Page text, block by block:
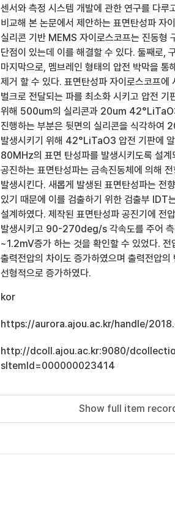
센서와 측정 시스템 개발에 관한 연구를 다
비교해 본 논문에서 제안하는 표면탄성파 자
실리콘 기반 MEMS 자이로스코프는 진동형
단점이 있는데 이를 해결할 수 있다. 둘째로,
마지막으로, 멤브레인 형태의 압전 박막을
제거 할 수 있다. 표면탄성파 자이로스코프에
벌크로 전달되는 파를 최소화 시키고 압전 기
위해 500um의 실리콘과 20um
진행하는 부분은 뒷면의 실리콘을 식각하여
발생시키기 위해 42°LiTaO3 압전 기판에
80MHz의 표면 탄성파를 발생시키도록 설
공진하는 표면탄성파는 금속진동체에 의해
발생시킨다. 새롭게 발생된 표면탄성파는 전
있기 때문에 이를 검출하기 위한 검출부
설계하였다. 제작된 표면탄성파 공진기에
발생시키고 90-270deg/s 각속도를 주어 측
~1.2mV증가 하는 것을 확인할 수 있었다.
출력전압의 차이도 증가하였으며 출력전압
선형적으로 증가하였다.
kor
https://aurora.ajou.ac.kr/handle/
http://dcoll.ajou.ac.kr:9080/
sItemId=000000023414
Show full item